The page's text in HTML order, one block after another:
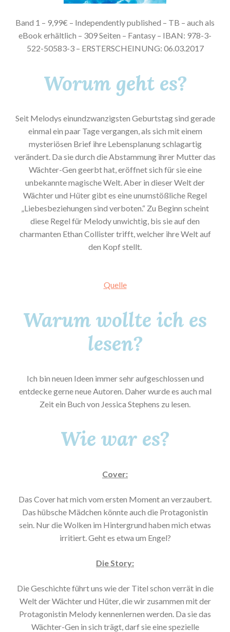
Band 1 – 9,99€ – Independently published – TB – auch als
eBook erhältlich – 309 Seiten – Fantasy – IBAN: 978-3-
522-50583-3 – ERSTERSCHEINUNG: 06.03.2017
Worum geht es?
Seit Melodys einundzwanzigsten Geburtstag sind gerade
einmal ein paar Tage vergangen, als sich mit einem
mysteriösen Brief ihre Lebensplanung schlagartig
verändert. Da sie durch die Abstammung ihrer Mutter das
Wächter-Gen geerbt hat, eröffnet sich für sie eine
unbekannte magische Welt. Aber in dieser Welt der
Wächter und Hüter gibt es eine unumstößliche Regel
„Liebesbeziehungen sind verboten.“ Zu Beginn scheint
diese Regel für Melody unwichtig, bis sie auf den
charmanten Ethan Collister trifft, welcher ihre Welt auf
den Kopf stellt.
Quelle
Warum wollte ich es
lesen?
Ich bin neuen Ideen immer sehr aufgeschlossen und
entdecke gerne neue Autoren. Daher wurde es auch mal
Zeit ein Buch von Jessica Stephens zu lesen.
Wie war es?
Cover:
Das Cover hat mich vom ersten Moment an verzaubert.
Das hübsche Mädchen könnte auch die Protagonistin
sein. Nur die Wolken im Hintergrund haben mich etwas
irritiert. Geht es etwa um Engel?
Die Story:
Die Geschichte führt uns wie der Titel schon verrät in die
Welt der Wächter und Hüter, die wir zusammen mit der
Protagonistin Melody kennenlernen werden. Da sie das
Wächter-Gen in sich trägt, darf sie eine spezielle